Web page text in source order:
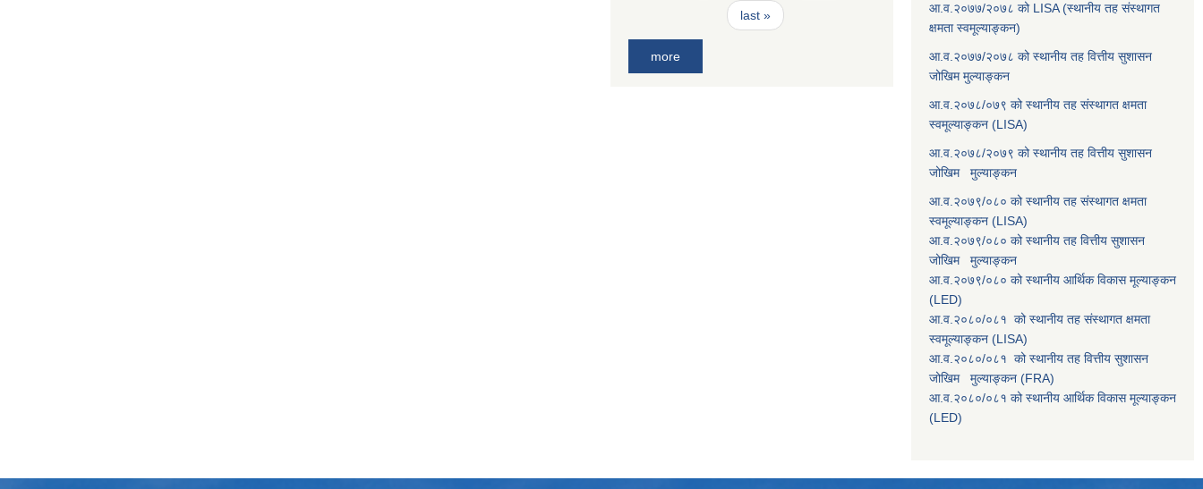
last »
more
आ.व.२०७७/२०७८ को LISA (स्थानीय तह संस्थागत
क्षमता स्वमूल्याङ्कन)
आ.व.२०७७/२०७८ को स्थानीय तह वित्तीय सुशासन
जोखिम मुल्याङ्कन
आ.व.२०७८/०७९ को स्थानीय तह संस्थागत क्षमता
स्वमूल्याङ्कन (LISA)
आ.व.२०७८/२०७९ को स्थानीय तह वित्तीय सुशासन
जोखिम मुल्याङ्कन
आ.व.२०७९/०८० को स्थानीय तह संस्थागत क्षमता
स्वमूल्याङ्कन (LISA)
आ.व.२०७९/०८० को स्थानीय तह वित्तीय सुशासन
जोखिम मुल्याङ्कन
आ.व.२०७९/०८० को स्थानीय आर्थिक विकास मूल्याङ्कन
(LED)
आ.व.२०८०/०८१ को स्थानीय तह संस्थागत क्षमता
स्वमूल्याङ्कन (LISA)
आ.व.२०८०/०८१ को स्थानीय तह वित्तीय सुशासन
जोखिम मुल्याङ्कन (FRA)
आ.व.२०८०/०८१ को स्थानीय आर्थिक विकास मूल्याङ्कन
(LED)